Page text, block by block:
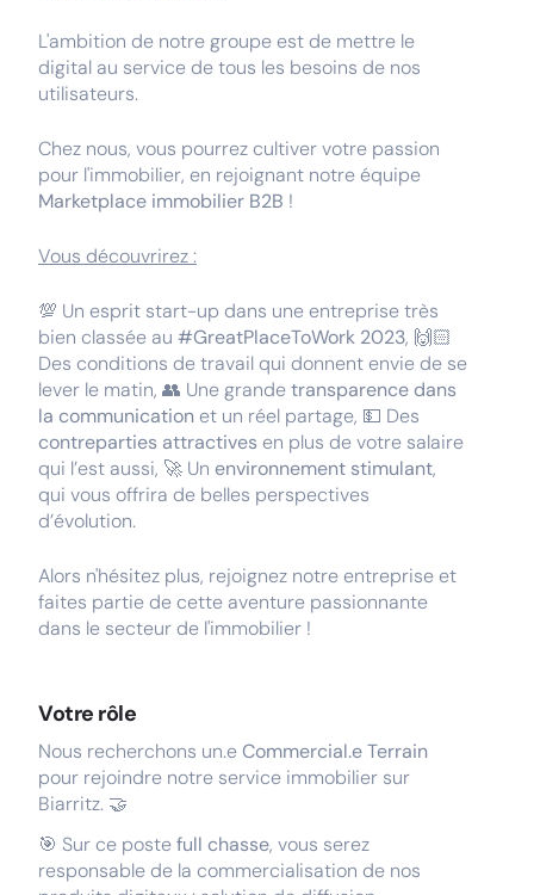
L'ambition de notre groupe est de mettre le
digital au service de tous les besoins de nos
utilisateurs.
Chez nous, vous pourrez cultiver votre passion
pour l'immobilier, en rejoignant notre équipe
Marketplace immobilier B2B !
Vous découvrirez :
💯 Un esprit start-up dans une entreprise très
bien classée au #GreatPlaceToWork 2023, 🙌🏻
Des conditions de travail qui donnent envie de se
lever le matin, 👥 Une grandetransparence dans
la communication et un réel partage, 💵 Des
contreparties attractives en plus de votre salaire
qui l’est aussi, 🚀 Un environnement stimulant,
qui vous offrira de belles perspectives
d’évolution.
Alors n'hésitez plus, rejoignez notre entreprise et
faites partie de cette aventure passionnante
dans le secteur de l'immobilier !
Votre rôle
Nous recherchons un.eCommercial.e Terrain
pour rejoindre notre service immobilier sur
Biarritz. 🤝
🎯 Sur ce postefull chasse, vous serez
responsable de la commercialisation de nos